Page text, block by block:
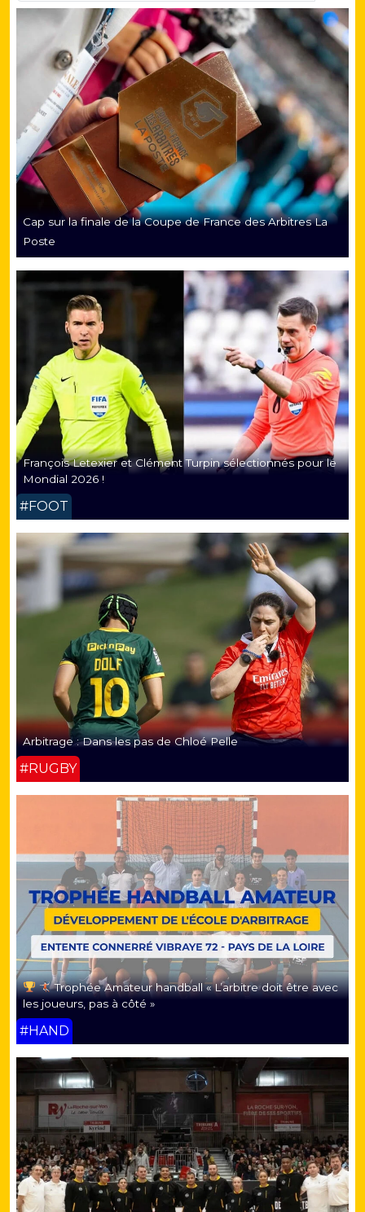
Cap sur la finale de la Coupe de France des Arbitres La
Poste
François Letexier et Clément Turpin sélectionnés pour le
Mondial 2026 !
#FOOT
Arbitrage : Dans les pas de Chloé Pelle
#RUGBY
Trophée Amateur handball « L’arbitre doit être avec
les joueurs, pas à côté »
#HAND